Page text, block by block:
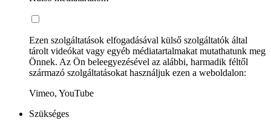
Ezen szolgáltatások elfogadásával külső szolgáltatók által
tárolt videókat vagy egyéb médiatartalmakat mutathatunk meg
Önnek. Az Ön beleegyezésével az alábbi, harmadik féltől
származó szolgáltatásokat használjuk ezen a weboldalon:
Vimeo, YouTube
Szükséges